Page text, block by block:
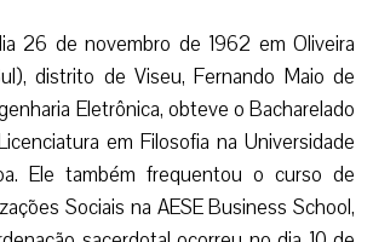
26 de novembro de 1962 em Oliveira
distrito de Viseu, Fernando Maio de
Eletrônica, obteve o Bacharelado
em Filosofia na Universidade
Ele também frequentou o curso de
Sociais na AESE Business School,